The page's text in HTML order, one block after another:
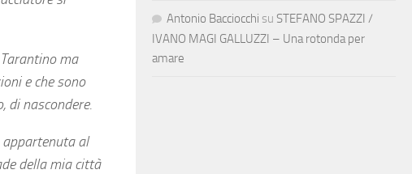
ma
e che sono
di nascondere.
appartenuta al
della mia città
Antonio Bacciocchi su STEFANO SPAZZI /
IVANO MAGI GALLUZZI – Una rotonda per
amare